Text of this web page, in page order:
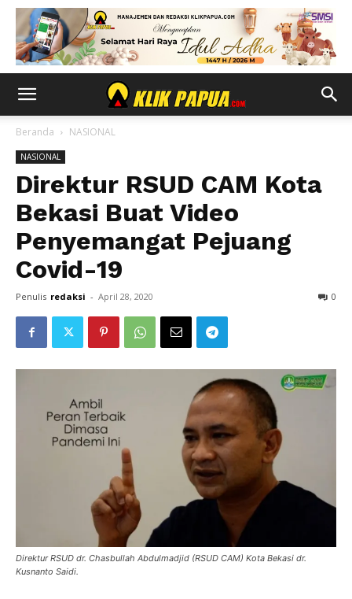
Beranda NASIONAL
NASIONAL
Direktur RSUD CAM Kota
Bekasi Buat Video
Penyemangat Pejuang
Covid-19
Penulis redaksi - April 28, 2020 0
Direktur RSUD dr. Chasbullah Abdulmadjid (RSUD CAM) Kota Bekasi dr.
Kusnanto Saidi.